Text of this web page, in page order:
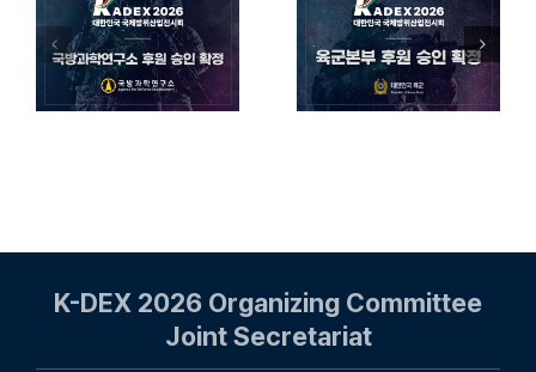
『KADEX
2026』
육군본부 공식
후원 획득
『KADEX
2026』
국방부 공식
후원 획득
K-DEX 2026 Organizing Committee
Joint Secretariat